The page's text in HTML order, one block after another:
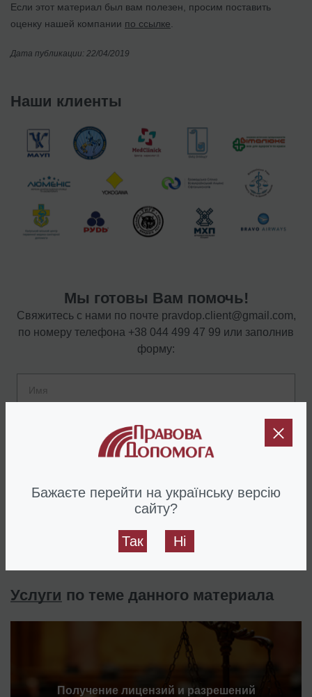
Если этот материал был вам полезен, просим поставить
оценку нашей компании по ссылке
Дата публикации: 22/04/2019
Наши клиенты
Мы готовы Вам помочь!
Свяжитесь с нами по почте pravdop.client@gmail.com,
по номеру телефона +38 044 499 47 99 или заполнив
форму:
Услуги по теме данного материала
Получение лицензий и разрешений
Бажаєте перейти на українську версію
сайту?
Так Ні